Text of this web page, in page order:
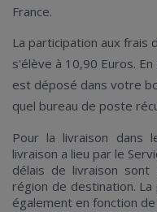
France.
La participation aux frais
s'élève à 10,90 Euros.
est déposé dans votre
quel bureau de poste
Pour la livraison dans
livraison a lieu par le
délais de livraison
région de destination.
également en fonction